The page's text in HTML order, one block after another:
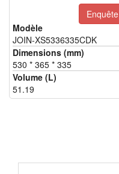
Enquête
Modèle
JOIN-XS5336335CDK
Dimensions (mm)
530 * 365 * 335
Volume (L)
51.19